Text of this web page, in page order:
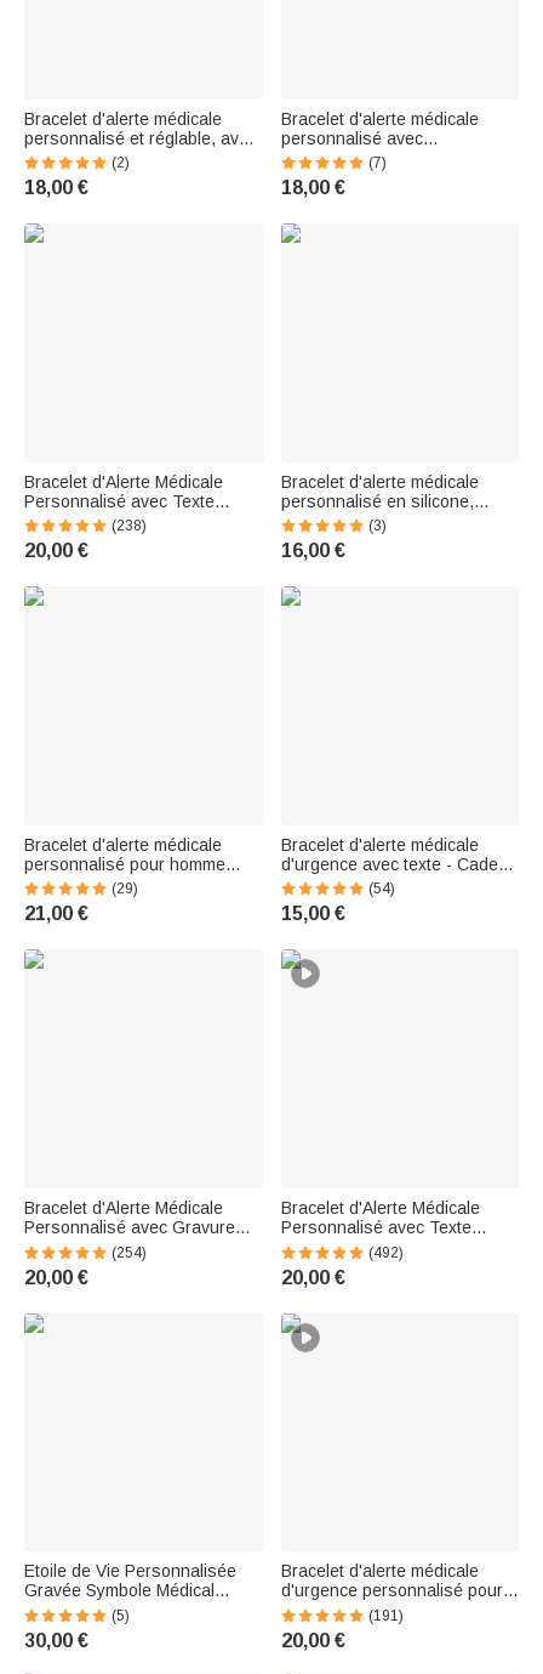
Bracelet d'alerte médicale
personnalisé et réglable, avec
cordon, code QR, pierre de
naissance et message
personnalisé – Cadeau
souffrant de diabète,
(2)
18,00 €
Bracelet d'alerte médicale
personnalisé avec
informations médicales
gravées – Cadeau d'urgence
et de premiers secours pour
(7)
18,00 €
Bracelet d'Alerte Médicale
Personnalisé avec Texte
Gravé Cadeau Anniversaire
pour Diabète Allergie Epilepsie
Autisme
(238)
20,00 €
Bracelet d'alerte médicale
personnalisé en silicone,
multicolore, réglable et
étanche, avec texte gravé
Cadeau d'urgence pour les
adultes et enfants
(3)
16,00 €
Bracelet d'alerte médicale
personnalisé pour homme
avec texte gravé Cadeau
d'anniversaire pour patient
épileptique diabétique
(29)
21,00 €
Bracelet d'alerte médicale
d'urgence avec texte - Cadeau
de premier secours pour
hommes et femmes
(54)
15,00 €
Bracelet d'Alerte Médicale
Personnalisé avec Gravure
Bracelet Réglable en Silicone
Cadeau Retour à l'École pour
Enfant
(254)
20,00 €
Bracelet d'Alerte Médicale
Personnalisé avec Texte
Gravé et 1-10 Anneaux
Cadeau de Survie d'Urgence
pour Homme et Femme
(492)
20,00 €
Etoile de Vie Personnalisée
Gravée Symbole Médical
Alerte Urgence Bracelet ID
avec Texte Cadeau pour
Famille Ami diabétique Allergie
(5)
30,00 €
Bracelet d'alerte médicale
d'urgence personnalisé pour
homme avec texte Cadeau
pour les patients épileptiques
diabétiques allergiques
(191)
20,00 €